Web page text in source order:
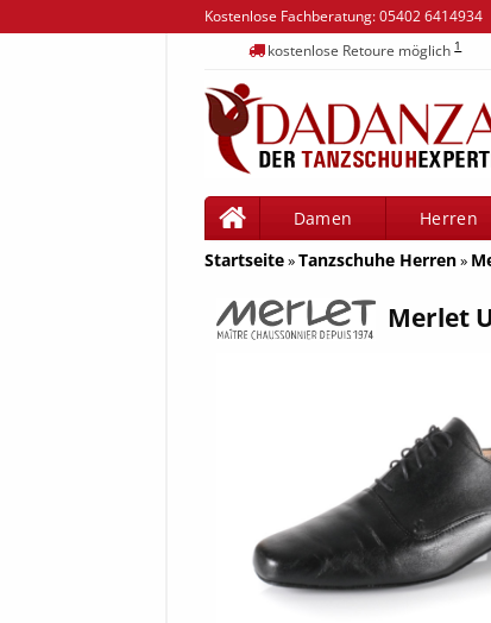
Kostenlose Fachberatung:05402 6414934
kostenlose Retoure möglich1
Damen Herren
Startseite»Tanzschuhe Herren»
Merlet